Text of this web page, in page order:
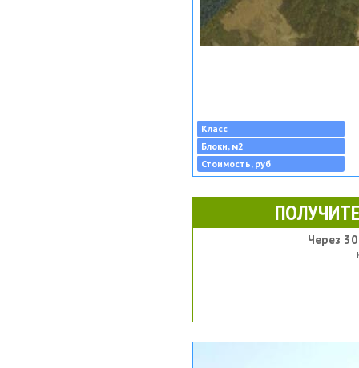
Класс
Блоки, м2
Стоимость, руб
Через